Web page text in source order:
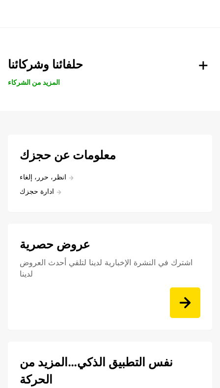
حلفائنا وشركائنا
المزيد من الشركاء
معلومات عن حجزك
انظر، حرر، إلغاء
ادارة حجزك
عروض حصرية
اشترك في النشرة الإخبارية لدينا لتلقي أحدث العروض
لدينا
نفس التطبيق الذكي…المزيد من
الحركة